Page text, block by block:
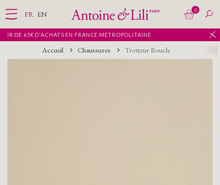
EN FRANCE MÉTROPOLITAINE
FR EN 0
Accueil Chaussures Trotteur Boucle